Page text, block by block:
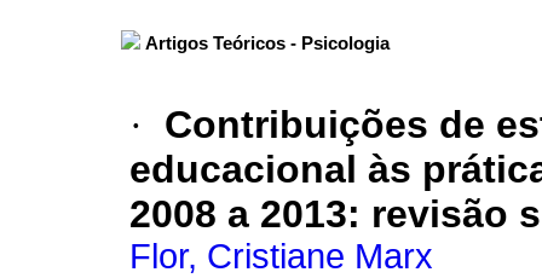
Artigos Teóricos - Psicologia
·
Contribuições de
educacional às
2008 a 2013: revisão
Flor, Cristiane Marx